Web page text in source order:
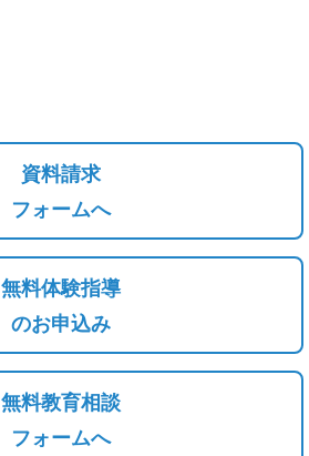
資料請求
フォームへ
無料体験指導
のお申込み
無料教育相談
フォームへ